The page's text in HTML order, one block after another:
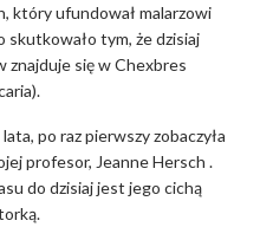
który ufundował malarzowi
skutkowało tym, że dzisiaj
znajduje się w Chexbres
po raz pierwszy zobaczyła
profesor, Jeanne Hersch .
do dzisiaj jest jego cichą